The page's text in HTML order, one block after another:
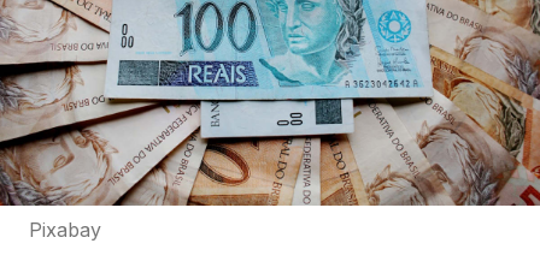
Pixabay